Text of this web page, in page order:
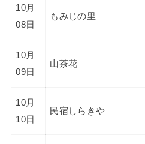
10月
08日
もみじの里
10月
09日
山茶花
10月
10日
民宿しらきや